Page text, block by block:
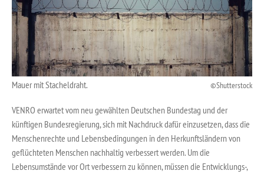
Mauer mit Stacheldraht. Shutterstock
VENRO erwartet vom neu gewählten Deutschen Bundestag und der
künftigen Bundesregierung, sich mit Nachdruck dafür einzusetzen, dass die
Menschenrechte und Lebensbedingungen in den Herkunftsländern von
geflüchteten Menschen nachhaltig verbessert werden. Um die
Lebensumstände vor Ort verbessern zu können, müssen die Entwicklungs­-,